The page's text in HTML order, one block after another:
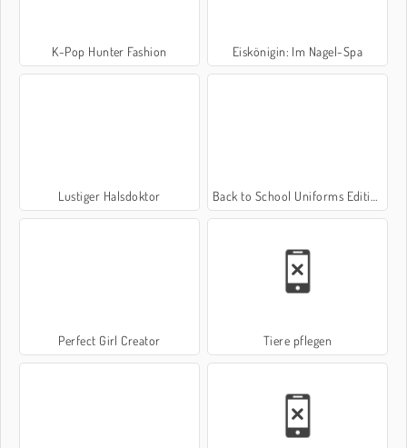
K-Pop Hunter Fashion Eiskönigin: Im Nagel-Spa
Lustiger Halsdoktor Back to School Uniforms Edition
Perfect Girl Creator Tiere pflegen